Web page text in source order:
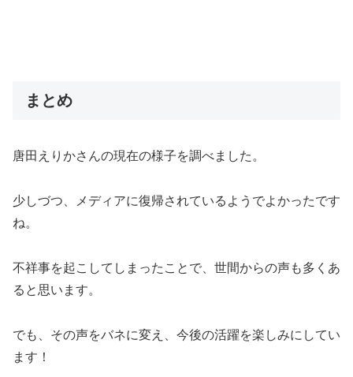
まとめ
唐田えりかさんの現在の様子を調べました。
少しづつ、メディアに復帰されているようでよかったです
ね。
不祥事を起こしてしまったことで、世間からの声も多くあ
ると思います。
でも、その声をバネに変え、今後の活躍を楽しみにしてい
ます！